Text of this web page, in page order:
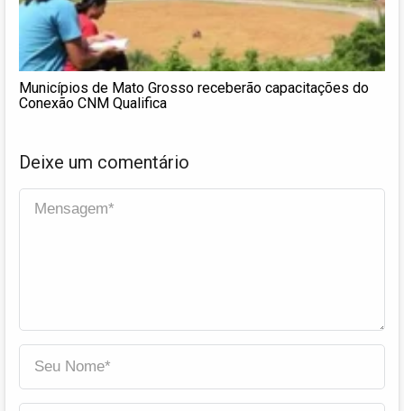
Municípios de Mato Grosso receberão capacitações do
Conexão CNM Qualifica
Deixe um comentário